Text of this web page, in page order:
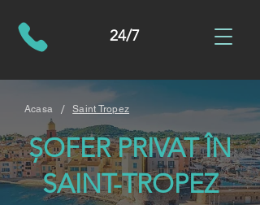
24/7
Acasa / Saint Tropez
ȘOFER PRIVAT ÎN
SAINT-TROPEZ